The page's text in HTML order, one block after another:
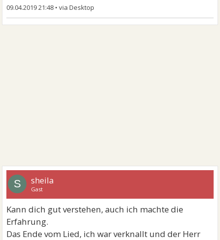
09.04.2019 21:48 •
S sheila
Gast
Kann dich gut verstehen, auch ich machte die
Erfahrung.
Das Ende vom Lied, ich war verknallt und der Herr